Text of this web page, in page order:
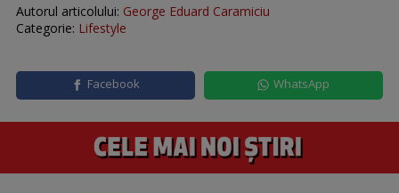
Autorul articolului: George Eduard Caramiciu
Categorie: Lifestyle
Facebook WhatsApp